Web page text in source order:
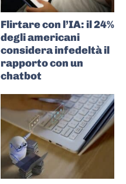
Flirtare con l’IA: il 24%
degli americani
considera infedeltà il
rapporto con un
chatbot